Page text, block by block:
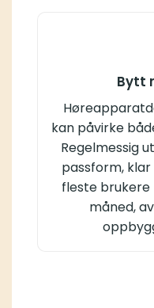
Bytt
kan påvirke
Regelmessig
passform, klar
fleste brukere
måned,